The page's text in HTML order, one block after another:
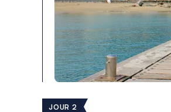
JOUR 2